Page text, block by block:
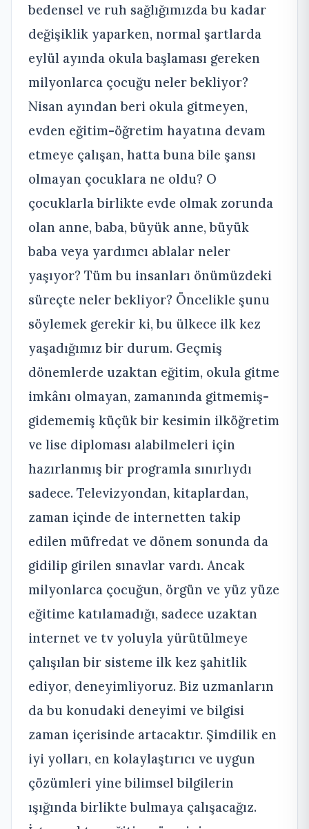
bedensel ve ruh sağlığımızda bu kadar
değişiklik yaparken, normal şartlarda
eylül ayında okula başlaması gereken
milyonlarca çocuğu neler bekliyor?
Nisan ayından beri okula gitmeyen,
evden eğitim-öğretim hayatına devam
etmeye çalışan, hatta buna bile şansı
olmayan çocuklara ne oldu? O
çocuklarla birlikte evde olmak zorunda
olan anne, baba, büyük anne, büyük
baba veya yardımcı ablalar neler
yaşıyor? Tüm bu insanları önümüzdeki
süreçte neler bekliyor? Öncelikle şunu
söylemek gerekir ki, bu ülkece ilk kez
yaşadığımız bir durum. Geçmiş
dönemlerde uzaktan eğitim, okula gitme
imkânı olmayan, zamanında gitmemiş-
gidememiş küçük bir kesimin ilköğretim
ve lise diploması alabilmeleri için
hazırlanmış bir programla sınırlıydı
sadece. Televizyondan, kitaplardan,
zaman içinde de internetten takip
edilen müfredat ve dönem sonunda da
gidilip girilen sınavlar vardı. Ancak
milyonlarca çocuğun, örgün ve yüz yüze
eğitime katılamadığı, sadece uzaktan
internet ve tv yoluyla yürütülmeye
çalışılan bir sisteme ilk kez şahitlik
ediyor, deneyimliyoruz. Biz uzmanların
da bu konudaki deneyimi ve bilgisi
zaman içerisinde artacaktır. Şimdilik en
iyi yolları, en kolaylaştırıcı ve uygun
çözümleri yine bilimsel bilgilerin
ışığında birlikte bulmaya çalışacağız.